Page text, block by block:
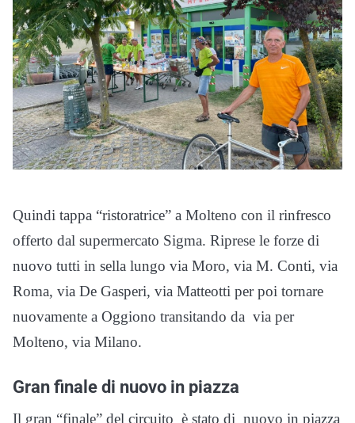
Quindi tappa “ristoratrice” a Molteno con il rinfresco
offerto dal supermercato Sigma. Riprese le forze di
nuovo tutti in sella lungo via Moro, via M. Conti, via
Roma, via De Gasperi, via Matteotti per poi tornare
nuovamente a Oggiono transitando da via per
Molteno, via Milano.
Gran finale di nuovo in piazza
Il gran “finale” del circuito è stato di nuovo in piazza